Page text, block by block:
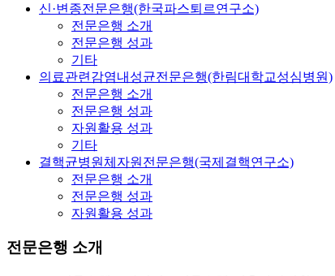
신·변종전문은행(한국파스퇴르연구소)
전문은행 소개
전문은행 성과
기타
의료관련감염내성균전문은행(한림대학교성심병원)
전문은행 소개
전문은행 성과
자원활용 성과
기타
결핵균병원체자원전문은행(국제결핵연구소)
전문은행 소개
전문은행 성과
자원활용 성과
전문은행 소개